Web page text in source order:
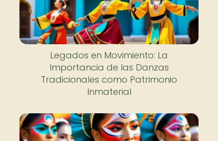
Legados en Movimiento: La
Importancia de las Danzas
Tradicionales como Patrimonio
Inmaterial